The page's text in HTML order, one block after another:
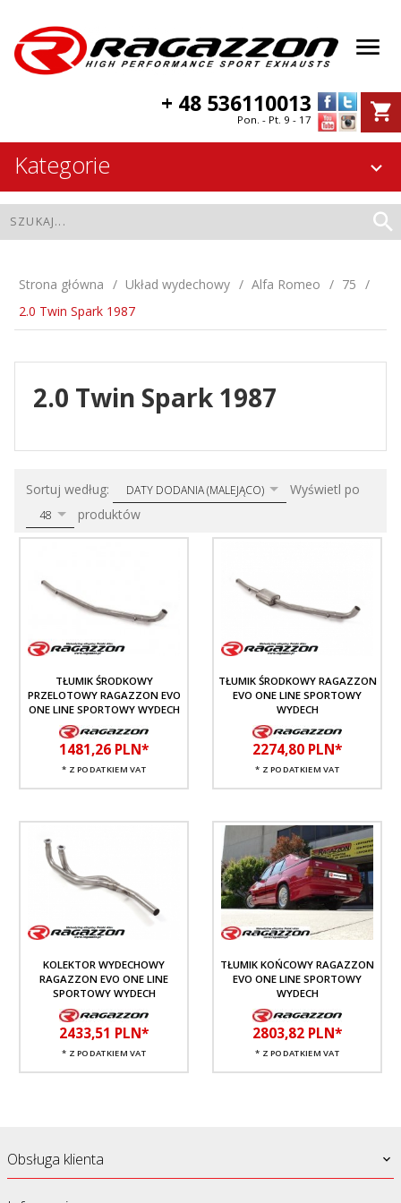
+ 48 536110013
Pon. - Pt. 9 - 17
Kategorie
Strona główna Układ wydechowy Alfa Romeo
75
2.0 Twin Spark 1987
2.0 Twin Spark 1987
Sortuj według: sortDATY DODANIA (MALEJĄCO) Wyświetl po
48 produktów
TŁUMIK ŚRODKOWY
PRZELOTOWY RAGAZZON EVO
ONE LINE SPORTOWY WYDECH
1481,26 PLN*
* Z PODATKIEM VAT
TŁUMIK ŚRODKOWY RAGAZZON
EVO ONE LINE SPORTOWY
WYDECH
2274,80 PLN*
* Z PODATKIEM VAT
KOLEKTOR WYDECHOWY
RAGAZZON EVO ONE LINE
SPORTOWY WYDECH
2433,51 PLN*
* Z PODATKIEM VAT
TŁUMIK KOŃCOWY RAGAZZON
EVO ONE LINE SPORTOWY
WYDECH
2803,82 PLN*
* Z PODATKIEM VAT
Obsługa klienta